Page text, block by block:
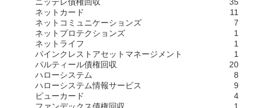
ネットカード
11
ネットコミュニケーションズ
7
ネットプロテクションズ
1
ネットライフ
1
パインクレストアセットマネージメント
1
パルティール債権回収
20
ハローシステム
8
ハローシステム情報サービス
9
ビューカード
4